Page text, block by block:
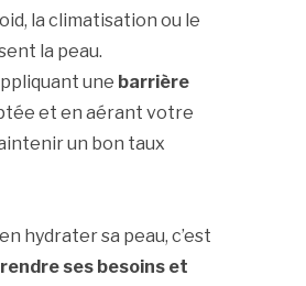
la climatisation ou le
la peau.
une barrière
et en aérant votre
un bon taux
hydrater sa peau, c’est
ses besoins et